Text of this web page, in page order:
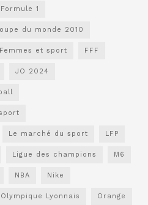
1
du monde 2010
Femmes et sport FFF
JO 2024
Le marché du sport LFP
Ligue des champions M6
NBA Nike
Olympique Lyonnais Orange